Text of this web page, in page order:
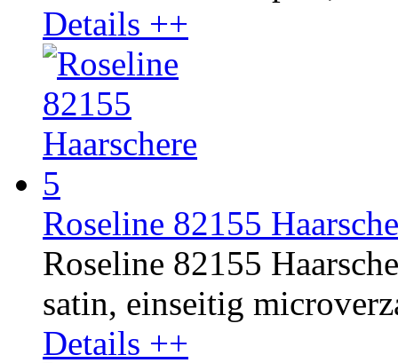
Details ++
Roseline 82155
Roseline 82155
satin, einseitig
Details ++